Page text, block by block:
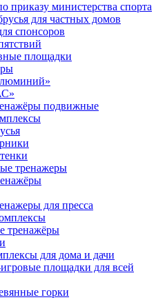
приказу министерства спорта
для частных домов
спонсоров
площадки
подвижные
тренажеры
для пресса
тренажёры
для дома и дачи
площадки для всей
горки